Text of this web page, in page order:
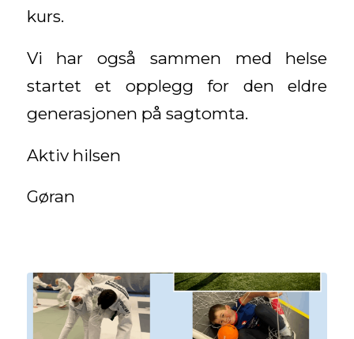
kurs.
Vi har også sammen med helse
startet et opplegg for den eldre
generasjonen på sagtomta.
Aktiv hilsen
Gøran